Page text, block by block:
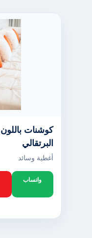
كوشنات باللون
البرتقالي
أغطية وسائد
واتساب